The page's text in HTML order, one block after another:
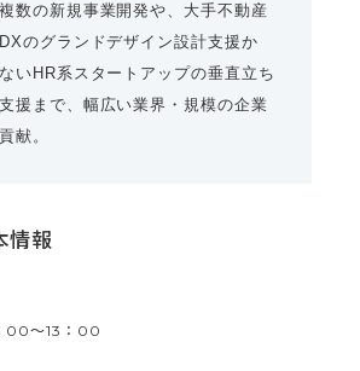
数の新規事業開発や、大手不動産
のグランドデザイン設計支援か
いHR系スタートアップの垂直立ち
援まで、幅広い業界・規模の企業
献。
情報
00〜13：00